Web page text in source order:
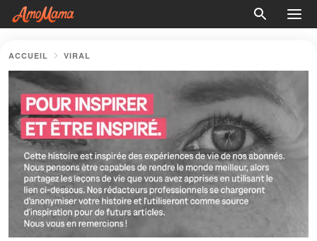
ACCUEIL VIRAL